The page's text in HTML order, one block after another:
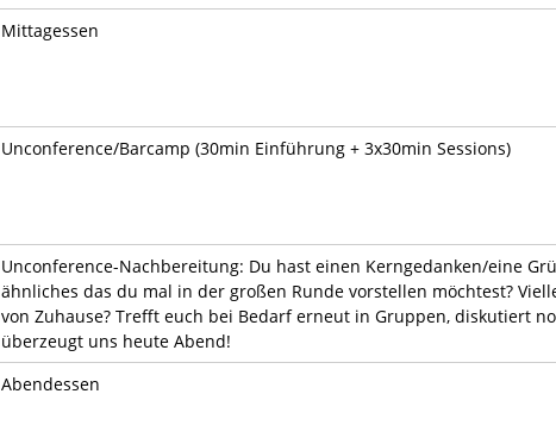
Mittagessen
Unconference/Barcamp (30min Einführung + 3x30min Sessions)
Unconference-Nachbereitung: Du hast einen Kerngedanken/eine
ähnliches das du mal in der großen Runde vorstellen möchtest?
von Zuhause? Trefft euch bei Bedarf erneut in Gruppen, diskutiert
überzeugt uns heute Abend!
Abendessen